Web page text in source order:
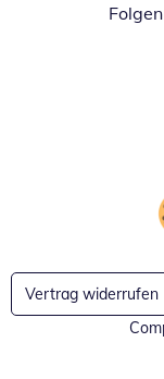
Vertrag widerrufen